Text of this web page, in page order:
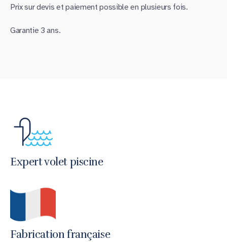
Prix sur devis et paiement possible en plusieurs fois.
Garantie 3 ans.
Expert volet piscine
Fabrication française